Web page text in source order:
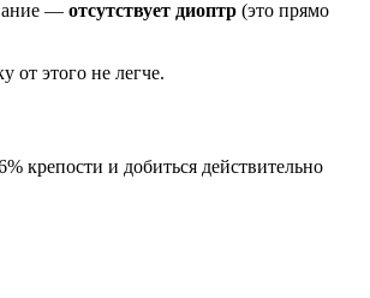
— отсутствует диоптр (это прямо
от этого не легче.
крепости и добиться действительно